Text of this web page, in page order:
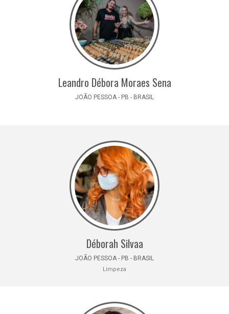
Leandro Débora Moraes Sena
JOÃO PESSOA - PB - BRASIL
Déborah Silvaa
JOÃO PESSOA - PB - BRASIL
Limpeza